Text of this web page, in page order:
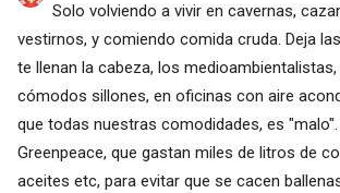
Solo volviendo a vivir en cavernas,
vestirnos, y comiendo comida cruda. Deja
te llenan la cabeza, los
cómodos sillones, en oficinas con aire
que todas nuestras comodidades, es
Greenpeace, que gastan miles de litros de
aceites etc, para evitar que se cacen